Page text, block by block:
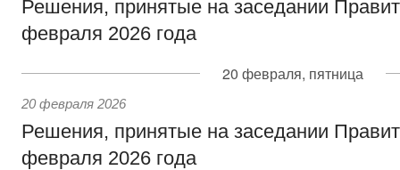
Решения, принятые на заседании
февраля 2026 года
20 февраля, пятница
20 февраля 2026
Решения, принятые на заседании
февраля 2026 года